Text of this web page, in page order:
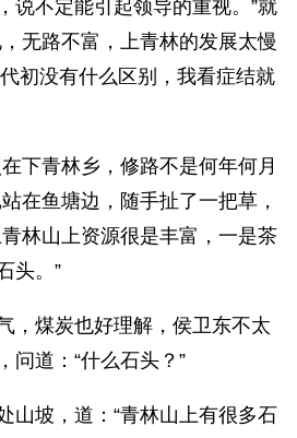
说不定能引起领导的重视。”就
无路不富，上青林的发展太慢
初没有什么区别，我看症结就
青林乡，修路不是何年何月
在鱼塘边，随手扯了一把草，
林山上资源很是丰富，一是茶
头。”
煤炭也好理解，侯卫东不太
问道：“什么石头？”
坡，道：“青林山上有很多石